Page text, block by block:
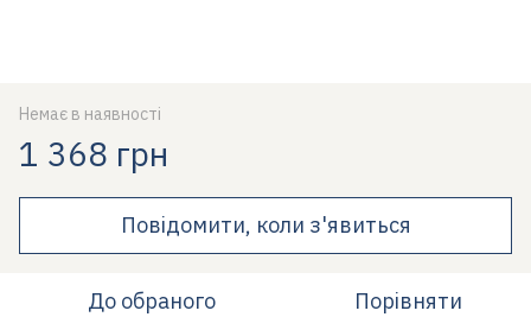
Немає в наявності
1 368 грн
Повідомити, коли з'явиться
До обраного Порівняти